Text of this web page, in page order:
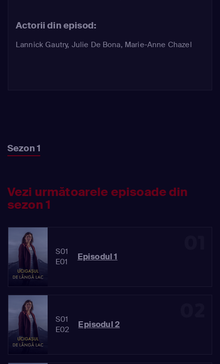
Actorii din episod:
Lannick Gautry, Julie De Bona, Marie-Anne Chazel
Sezon 1
Vezi următoarele episoade din
sezon 1
S01
E01
Episodul 1
S01
E02
Episodul 2